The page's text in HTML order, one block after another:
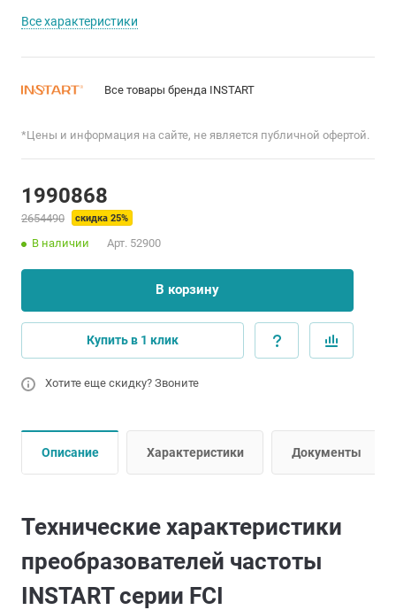
Все характеристики
Все товары бренда INSTART
*Цены и информация на сайте, не является публичной офертой.
1990868
2654490 скидка 25%
В наличии Арт. 52900
В корзину
Купить в 1 клик
Хотите еще скидку? Звоните
Описание Характеристики Документы
Технические характеристики
преобразователей частоты
INSTART серии FCI